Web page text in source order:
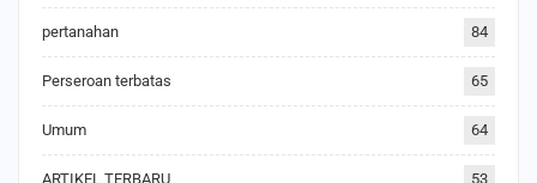
pertanahan 84
Perseroan terbatas 65
Umum 64
ARTIKEL TERBARU 53